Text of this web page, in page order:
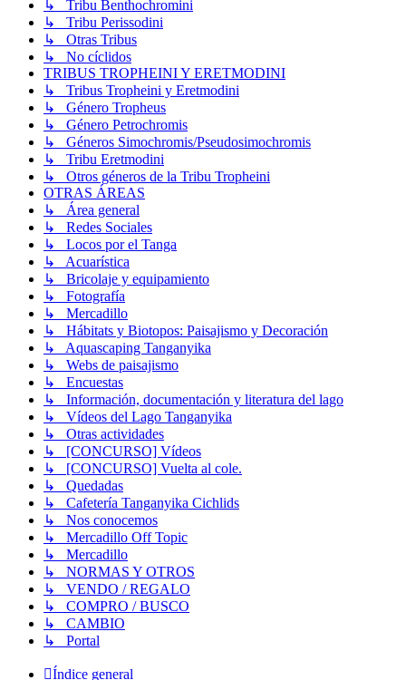
↳ Tribu Benthochromini
↳ Tribu Perissodini
↳ Otras Tribus
↳ No cíclidos
TRIBUS TROPHEINI Y ERETMODINI
↳ Tribus Tropheini y Eretmodini
↳ Género Tropheus
↳ Género Petrochromis
↳ Géneros Simochromis/Pseudosimochromis
↳ Tribu Eretmodini
↳ Otros géneros de la Tribu Tropheini
OTRAS ÁREAS
↳ Área general
↳ Redes Sociales
↳ Locos por el Tanga
↳ Acuarística
↳ Bricolaje y equipamiento
↳ Fotografía
↳ Mercadillo
↳ Hábitats y Biotopos: Paisajismo y Decoración
↳ Aquascaping Tanganyika
↳ Webs de paisajismo
↳ Encuestas
↳ Información, documentación y literatura del lago
↳ Vídeos del Lago Tanganyika
↳ Otras actividades
↳ [CONCURSO] Vídeos
↳ [CONCURSO] Vuelta al cole.
↳ Quedadas
↳ Cafetería Tanganyika Cichlids
↳ Nos conocemos
↳ Mercadillo Off Topic
↳ Mercadillo
↳ NORMAS Y OTROS
↳ VENDO / REGALO
↳ COMPRO / BUSCO
↳ CAMBIO
↳ Portal
Índice general